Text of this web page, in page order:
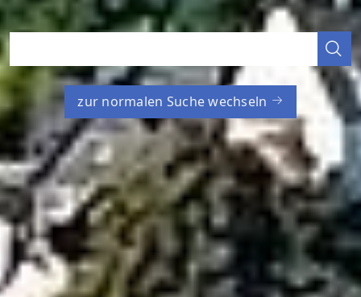
zur normalen Suche wechseln